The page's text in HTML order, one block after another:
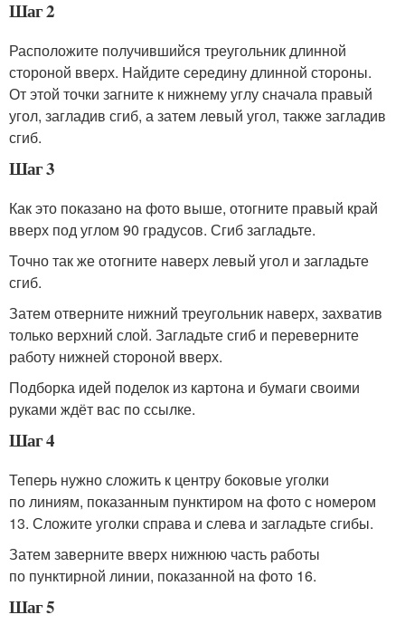
Шаг 2
Расположите получившийся треугольник длинной
стороной вверх. Найдите середину длинной стороны.
От этой точки загните к нижнему углу сначала правый
угол, загладив сгиб, а затем левый угол, также загладив
сгиб.
Шаг 3
Как это показано на фото выше, отогните правый край
вверх под углом 90 градусов. Сгиб загладьте.
Точно так же отогните наверх левый угол и загладьте
сгиб.
Затем отверните нижний треугольник наверх, захватив
только верхний слой. Загладьте сгиб и переверните
работу нижней стороной вверх.
Подборка идей поделок из картона и бумаги своими
руками ждёт вас по ссылке.
Шаг 4
Теперь нужно сложить к центру боковые уголки
по линиям, показанным пунктиром на фото с номером
13. Сложите уголки справа и слева и загладьте сгибы.
Затем заверните вверх нижнюю часть работы
по пунктирной линии, показанной на фото 16.
Шаг 5